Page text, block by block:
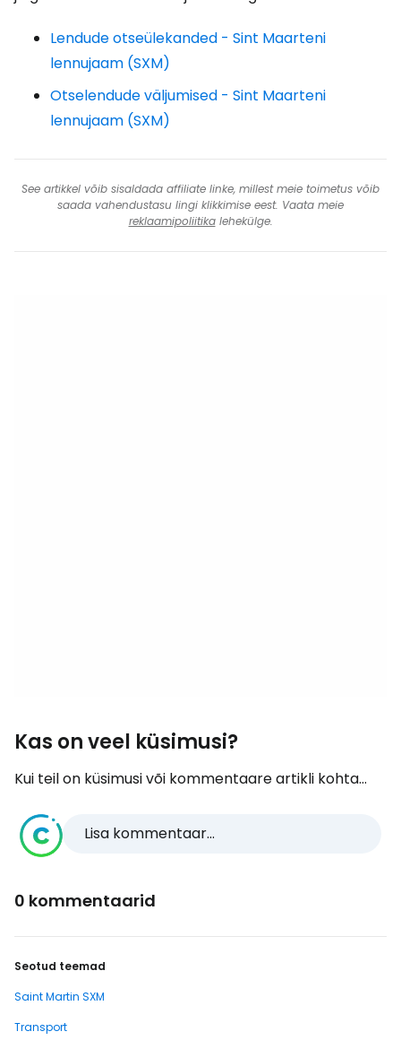
Lendude otseülekanded - Sint Maarteni
lennujaam (SXM)
Otselendude väljumised - Sint Maarteni
lennujaam (SXM)
See artikkel võib sisaldada affiliate linke, millest meie toimetus võib
saada vahendustasu lingi klikkimise eest. Vaata meie
reklaamipoliitikalehekülge.
Kas on veel küsimusi?
Kui teil on küsimusi või kommentaare artikli kohta...
Lisa kommentaar...
0 kommentaarid
Seotud teemad
Saint Martin SXM
Transport